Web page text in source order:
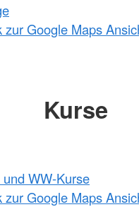
zur Google Maps
Kurse
WW-Kurse
zur Google Maps